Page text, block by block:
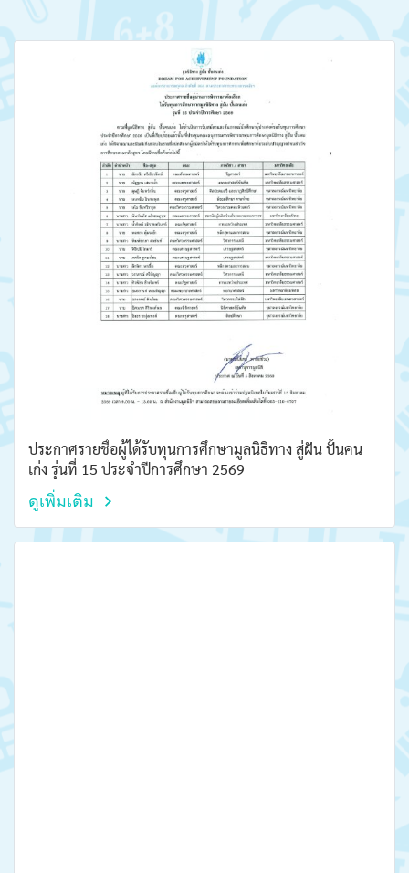
ประกาศรายชื่อผู้ได้รับทุนการศึกษามูลนิธิทาง สู่ฝัน ปั้นคน
เก่ง รุ่นที่ 15 ประจำปีการศึกษา 2569
ดูเพิ่มเติม